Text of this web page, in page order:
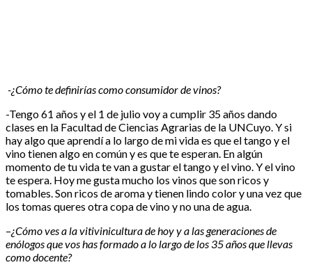
-¿Cómo te definirías como consumidor de vinos?
-Tengo 61 años y el 1 de julio voy a cumplir 35 años dando
clases en la Facultad de Ciencias Agrarias de la UNCuyo. Y si
hay algo que aprendí a lo largo de mi vida es que el tango y el
vino tienen algo en común y es que te esperan. En algún
momento de tu vida te van a gustar el tango y el vino. Y el vino
te espera. Hoy me gusta mucho los vinos que son ricos y
tomables. Son ricos de aroma y tienen lindo color y una vez que
los tomas queres otra copa de vino y no una de agua.
–¿Cómo ves a la vitivinicultura de hoy y a las generaciones de
enólogos que vos has formado a lo largo de los 35 años que llevas
como docente?